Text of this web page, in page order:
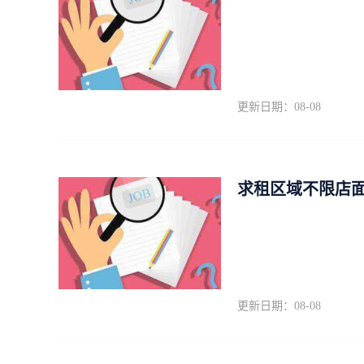
更新日期：08-08
求租区域不限店
更新日期：08-08